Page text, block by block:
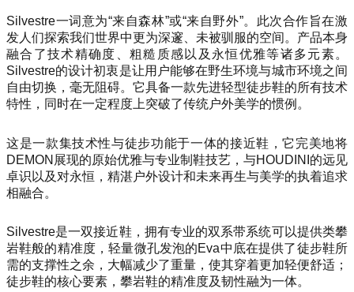
Silvestre一词意为“来自森林”或“来自野外”。此次合作旨在激
发人们探索我们世界中更为深邃、未被驯服的空间。产品本身
融合了技术精确度、粗糙质感以及永恒优雅等诸多元素。
Silvestre的设计初衷是让用户能够在野生环境与城市环境之间
自由切换，毫无阻碍。它具备一款先进轻型徒步鞋的所有技术
特性，同时在一定程度上突破了传统户外美学的惯例。
这是一款集技术性与徒步功能于一体的接近鞋，它完美地将
DEMON展现的原始优雅与专业制鞋技艺，与HOUDINI的远见
卓识以及对永恒，精湛户外设计和未来再生与美学的执着追求
相融合。
Silvestre是一双接近鞋，拥有专业的双系带系统可以提供类攀
岩鞋般的精准度，轻量微孔发泡的Eva中底在提供了徒步鞋所
需的支撑性之余，大幅减少了重量，使其穿着更加轻便舒适；
徒步鞋的核心要素，攀岩鞋的精准度及韧性融为一体。